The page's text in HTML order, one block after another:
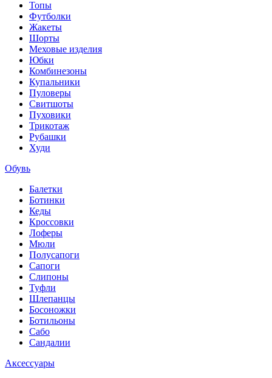
Топы
Футболки
Жакеты
Шорты
Меховые изделия
Юбки
Комбинезоны
Купальники
Пуловеры
Свитшоты
Пуховики
Трикотаж
Рубашки
Худи
Обувь
Балетки
Ботинки
Кеды
Кроссовки
Лоферы
Мюли
Полусапоги
Сапоги
Слипоны
Туфли
Шлепанцы
Босоножки
Ботильоны
Сабо
Сандалии
Аксессуары